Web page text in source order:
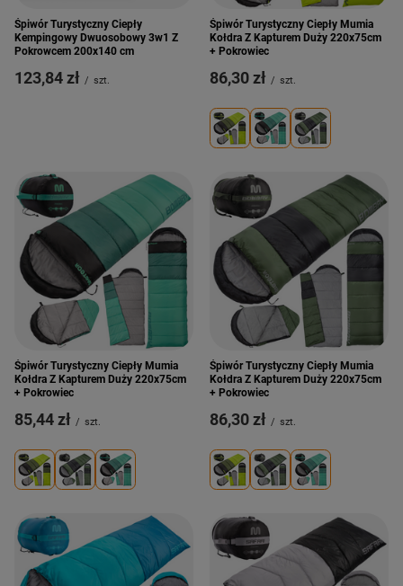
Śpiwór Turystyczny Ciepły
Kempingowy Dwuosobowy 3w1 Z
Pokrowcem 200x140 cm
123,84 zł / szt.
Śpiwór Turystyczny Ciepły Mumia
Kołdra Z Kapturem Duży 220x75cm
+ Pokrowiec
86,30 zł / szt.
Śpiwór Turystyczny Ciepły Mumia
Kołdra Z Kapturem Duży 220x75cm
+ Pokrowiec
85,44 zł / szt.
Śpiwór Turystyczny Ciepły Mumia
Kołdra Z Kapturem Duży 220x75cm
+ Pokrowiec
86,30 zł / szt.